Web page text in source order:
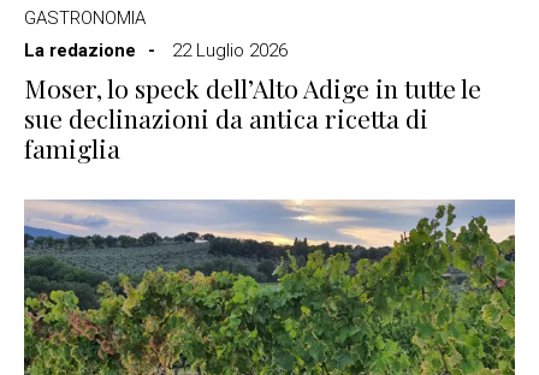
GASTRONOMIA
La redazione
22 Luglio 2026
Moser, lo speck dell’Alto Adige in tutte le
sue declinazioni da antica ricetta di
famiglia